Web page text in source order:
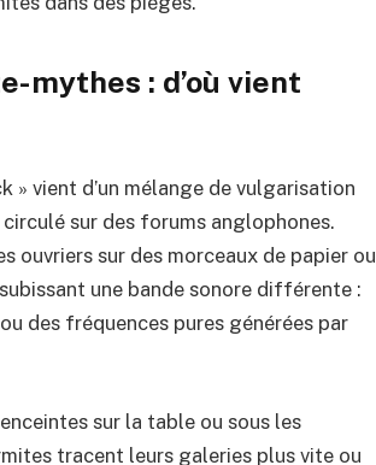
mythes : d’où vient
» vient d’un mélange de vulgarisation
sur des forums anglophones.
ouvriers sur des morceaux de papier ou
une bande sonore différente :
des fréquences pures générées par
sur la table ou sous les
tracent leurs galeries plus vite ou